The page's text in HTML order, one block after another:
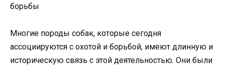
Многие породы собак, которые сегодня
ассоциируются с охотой и борьбой, имеют длинную и
историческую связь с этой деятельностью. Они были